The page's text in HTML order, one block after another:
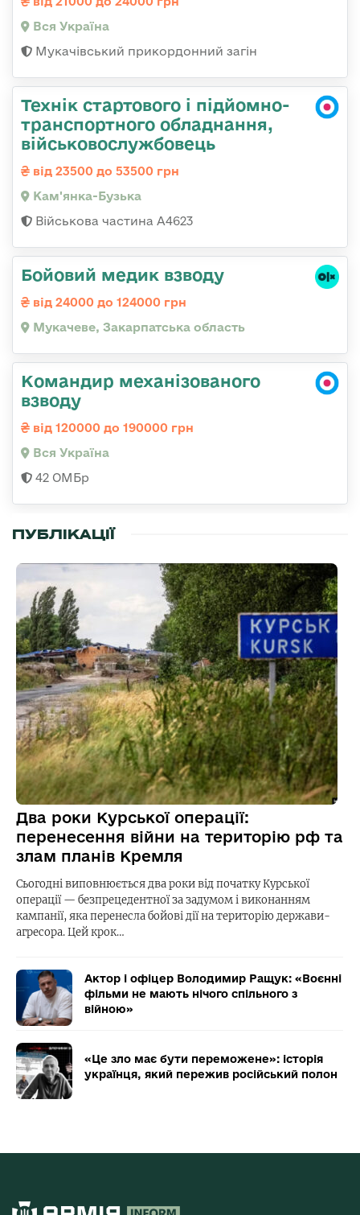
Вся Україна
Мукачівський прикордонний загін
Технік стартового і підйомно-
транспортного обладнання,
військовослужбовець
від 23500 до 53500 грн
Кам'янка-Бузька
Військова частина А4623
Бойовий медик взводу
від 24000 до 124000 грн
Мукачеве, Закарпатська область
Командир механізованого
взводу
від 120000 до 190000 грн
Вся Україна
42 ОМБр
ПУБЛІКАЦІЇ
Два роки Курської операції:
перенесення війни на територію рф та
злам планів Кремля
Сьогодні виповнюється два роки від початку Курської
операції — безпрецедентної за задумом і виконанням
кампанії, яка перенесла бойові дії на територію держави-
агресора. Цей крок…
Актор і офіцер Володимир Ращук: «Воєнні
фільми не мають нічого спільного з
війною»
«Це зло має бути переможене»: історія
українця, який пережив російський полон